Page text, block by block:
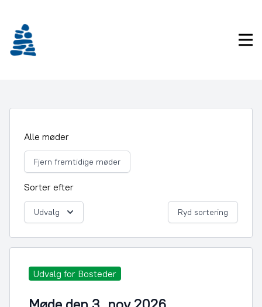
indhold
Alle møder
Fjern fremtidige møder
Sorter efter
Udvalg Ryd sortering
Udvalg for Bosteder